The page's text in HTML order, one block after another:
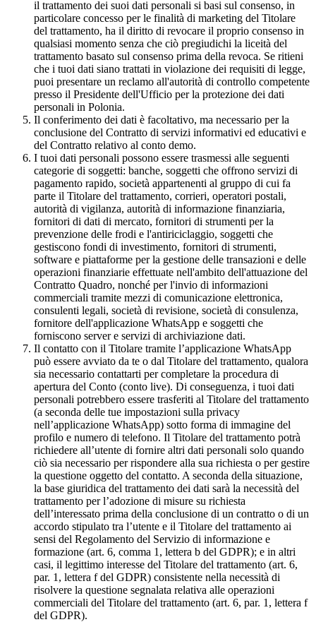
il trattamento dei suoi dati personali si basi sul consenso, in
particolare concesso per le finalità di marketing del Titolare
del trattamento, ha il diritto di revocare il proprio consenso in
qualsiasi momento senza che ciò pregiudichi la liceità del
trattamento basato sul consenso prima della revoca. Se ritieni
che i tuoi dati siano trattati in violazione dei requisiti di legge,
puoi presentare un reclamo all'autorità di controllo competente
presso il Presidente dell'Ufficio per la protezione dei dati
personali in Polonia.
Il conferimento dei dati è facoltativo, ma necessario per la
conclusione del Contratto di servizi informativi ed educativi e
del Contratto relativo al conto demo.
I tuoi dati personali possono essere trasmessi alle seguenti
categorie di soggetti: banche, soggetti che offrono servizi di
pagamento rapido, società appartenenti al gruppo di cui fa
parte il Titolare del trattamento, corrieri, operatori postali,
autorità di vigilanza, autorità di informazione finanziaria,
fornitori di dati di mercato, fornitori di strumenti per la
prevenzione delle frodi e l'antiriciclaggio, soggetti che
gestiscono fondi di investimento, fornitori di strumenti,
software e piattaforme per la gestione delle transazioni e delle
operazioni finanziarie effettuate nell'ambito dell'attuazione del
Contratto Quadro, nonché per l'invio di informazioni
commerciali tramite mezzi di comunicazione elettronica,
consulenti legali, società di revisione, società di consulenza,
fornitore dell'applicazione WhatsApp e soggetti che
forniscono server e servizi di archiviazione dati.
Il contatto con il Titolare tramite l’applicazione WhatsApp
può essere avviato da te o dal Titolare del trattamento, qualora
sia necessario contattarti per completare la procedura di
apertura del Conto (conto live). Di conseguenza, i tuoi dati
personali potrebbero essere trasferiti al Titolare del trattamento
(a seconda delle tue impostazioni sulla privacy
nell’applicazione WhatsApp) sotto forma di immagine del
profilo e numero di telefono. Il Titolare del trattamento potrà
richiedere all’utente di fornire altri dati personali solo quando
ciò sia necessario per rispondere alla sua richiesta o per gestire
la questione oggetto del contatto. A seconda della situazione,
la base giuridica del trattamento dei dati sarà la necessità del
trattamento per l’adozione di misure su richiesta
dell’interessato prima della conclusione di un contratto o di un
accordo stipulato tra l’utente e il Titolare del trattamento ai
sensi del Regolamento del Servizio di informazione e
formazione (art. 6, comma 1, lettera b del GDPR); e in altri
casi, il legittimo interesse del Titolare del trattamento (art. 6,
par. 1, lettera f del GDPR) consistente nella necessità di
risolvere la questione segnalata relativa alle operazioni
commerciali del Titolare del trattamento (art. 6, par. 1, lettera f
del GDPR).